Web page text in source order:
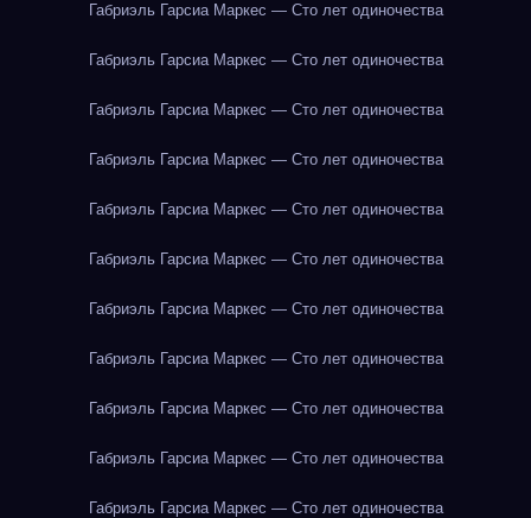
Габриэль Гарсиа Маркес — Сто лет одиночества
Габриэль Гарсиа Маркес — Сто лет одиночества
Габриэль Гарсиа Маркес — Сто лет одиночества
Габриэль Гарсиа Маркес — Сто лет одиночества
Габриэль Гарсиа Маркес — Сто лет одиночества
Габриэль Гарсиа Маркес — Сто лет одиночества
Габриэль Гарсиа Маркес — Сто лет одиночества
Габриэль Гарсиа Маркес — Сто лет одиночества
Габриэль Гарсиа Маркес — Сто лет одиночества
Габриэль Гарсиа Маркес — Сто лет одиночества
Габриэль Гарсиа Маркес — Сто лет одиночества